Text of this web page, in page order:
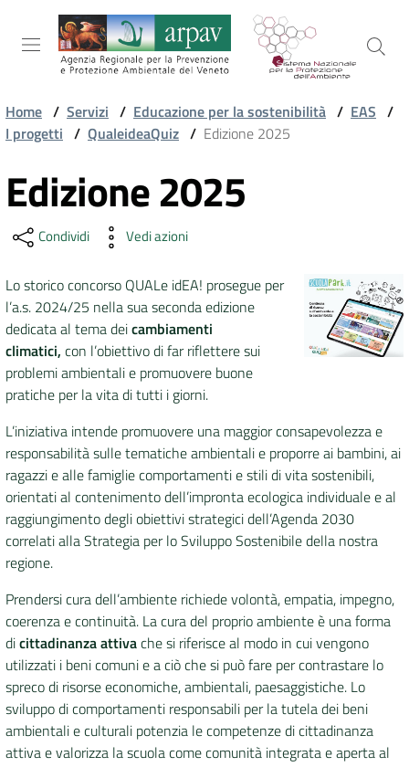
Salta al contenuto
Salta alla navigazione
Salta al footer
ARPAV
AMBIENTALI
TERRITORIO
SERVIZI
DATI
AMBIENTALI
Seguici
su
Home / Servizi / Educazione per la sostenibilità / EAS /
I progetti / QualeideaQuiz / Edizione 2025
Vai al contenuto
Edizione 2025
Condividi Vedi azioni
Lo storico concorso QUALe idEA! prosegue per
l’a.s. 2024/25 nella sua seconda edizione
dedicata al tema deicambiamenti
climatici, con l’obiettivo di far riflettere sui
problemi ambientali e promuovere buone
pratiche per la vita di tutti i giorni.
L’iniziativa intende promuovere una maggior consapevolezza e
responsabilità sulle tematiche ambientali e proporre ai bambini, ai
ragazzi e alle famiglie comportamenti e stili di vita sostenibili,
orientati al contenimento dell’impronta ecologica individuale e al
raggiungimento degli obiettivi strategici dell’Agenda 2030
correlati alla Strategia per lo Sviluppo Sostenibile della nostra
regione.
Prendersi cura dell’ambiente richiede volontà, empatia, impegno,
coerenza e continuità. La cura del proprio ambiente è una forma
dicittadinanza attivache si riferisce al modo in cui vengono
utilizzati i beni comuni e a ciò che si può fare per contrastare lo
spreco di risorse economiche, ambientali, paesaggistiche. Lo
sviluppo di comportamenti responsabili per la tutela dei beni
ambientali e culturali potenzia le competenze di cittadinanza
attiva e valorizza la scuola come comunità integrata e aperta al